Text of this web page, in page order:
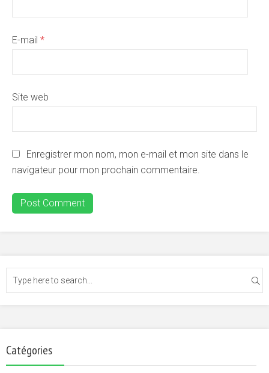
E-mail *
Site web
Enregistrer mon nom, mon e-mail et mon site dans le
navigateur pour mon prochain commentaire.
Catégories